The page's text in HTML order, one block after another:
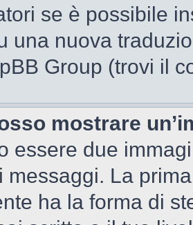
se è possibile
una nuova
Group (trovi il
mostrare
essere due
messaggi. La
ha la forma di